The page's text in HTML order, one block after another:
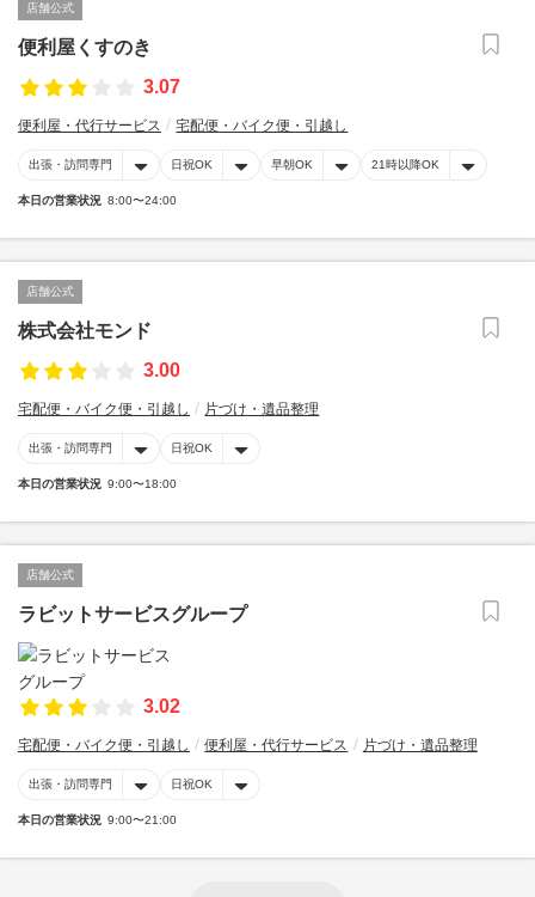
店舗公式
便利屋くすのき
3.07
便利屋・代行サービス 宅配便・バイク便・引越し
出張・訪問専門 日祝OK 早朝OK 21時以降OK
本日の営業状況 8:00〜24:00
店舗公式
株式会社モンド
3.00
宅配便・バイク便・引越し 片づけ・遺品整理
出張・訪問専門 日祝OK
本日の営業状況 9:00〜18:00
店舗公式
ラビットサービスグループ
3.02
宅配便・バイク便・引越し 便利屋・代行サービス 片づけ・遺品整理
出張・訪問専門 日祝OK
本日の営業状況 9:00〜21:00